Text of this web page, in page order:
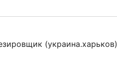
(украина.харьков)